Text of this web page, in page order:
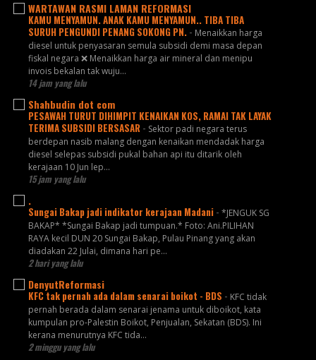
WARTAWAN RASMI LAMAN REFORMASI
KAMU MENYAMUN. ANAK KAMU MENYAMUN.. TIBA TIBA
SURUH PENGUNDI PENANG SOKONG PN. - Menaikkan harga
diesel untuk penyasaran semula subsidi demi masa depan
fiskal negara ❌ Menaikkan harga air mineral dan menipu
invois bekalan tak wuju...
14 jam yang lalu
Shahbudin dot com
PESAWAH TURUT DIHIMPIT KENAIKAN KOS, RAMAI TAK LAYAK
TERIMA SUBSIDI BERSASAR - Sektor padi negara terus
berdepan nasib malang dengan kenaikan mendadak harga
diesel selepas subsidi pukal bahan api itu ditarik oleh
kerajaan 10 Jun lep...
15 jam yang lalu
.
Sungai Bakap jadi indikator kerajaan Madani - *JENGUK SG
BAKAP* *Sungai Bakap jadi tumpuan.* Foto: Ani.PILIHAN
RAYA kecil DUN 20 Sungai Bakap, Pulau Pinang yang akan
diadakan 22 Julai, dimana hari pe...
2 hari yang lalu
DenyutReformasi
KFC tak pernah ada dalam senarai boikot - BDS - KFC tidak
pernah berada dalam senarai jenama untuk diboikot, kata
kumpulan pro-Palestin Boikot, Penjualan, Sekatan (BDS). Ini
kerana menurutnya KFC tida...
2 minggu yang lalu